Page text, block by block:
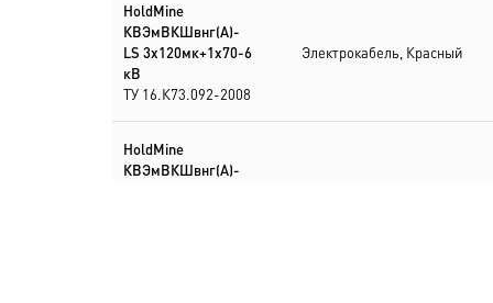
HoldMine
КВЭмВКШвнг(А)-
LS 3х120мк+1х70-6
кВ
ТУ 16.К73.092-2008
Электрокабель, Красный
HoldMine
КВЭмВКШвнг(А)-